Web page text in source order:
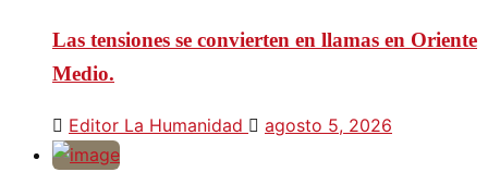
Las tensiones se convierten en llamas en Oriente
Medio.
Editor La Humanidad agosto 5, 2026